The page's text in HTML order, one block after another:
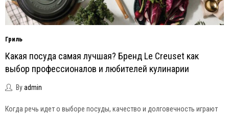
Гриль
Какая посуда самая лучшая? Бренд Le Creuset как
выбор профессионалов и любителей кулинарии
Byadmin
Когда речь идет о выборе посуды, качество и долговечность играют